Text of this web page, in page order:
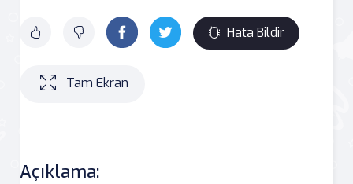
Hata Bildir
Tam Ekran
Açıklama: